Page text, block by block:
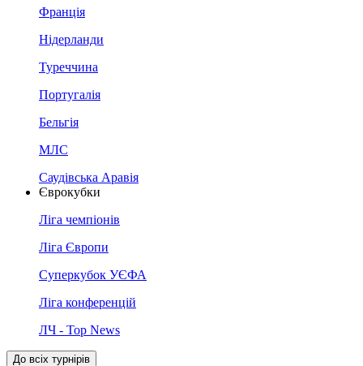
Франція
Нідерланди
Туреччина
Португалія
Бельгія
МЛС
Саудівська Аравія
Єврокубки
Ліга чемпіонів
Ліга Європи
Суперкубок УЄФА
Ліга конференцій
ЛЧ - Top News
До всіх турнірів